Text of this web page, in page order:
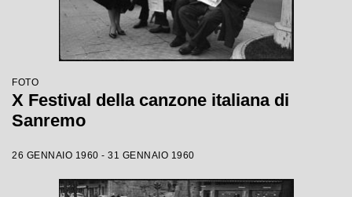
FOTO
X Festival della canzone italiana di
Sanremo
26 GENNAIO 1960 - 31 GENNAIO 1960